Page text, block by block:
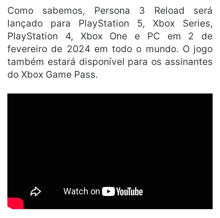
Como sabemos, Persona 3 Reload será
lançado para PlayStation 5, Xbox Series,
PlayStation 4, Xbox One e PC em 2 de
fevereiro de 2024 em todo o mundo. O jogo
também estará disponível para os assinantes
do Xbox Game Pass.